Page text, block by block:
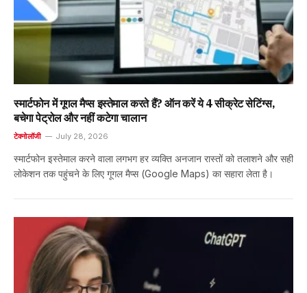
स्मार्टफोन में गूगल मैप्स इस्तेमाल करते हैं? ऑन करें ये 4 सीक्रेट सेटिंग्स,
बचेगा पेट्रोल और नहीं कटेगा चालान
टेक्नोलॉजी July 28, 2026
स्मार्टफोन इस्तेमाल करने वाला लगभग हर व्यक्ति अनजान रास्तों को तलाशने और सही
लोकेशन तक पहुंचने के लिए गूगल मैप्स (Google Maps) का सहारा लेता है।